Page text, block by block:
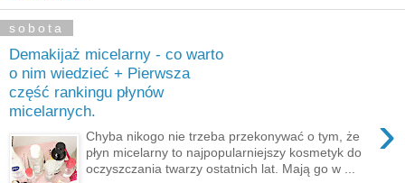
sobota
Demakijaż micelarny - co warto
o nim wiedzieć + Pierwsza
część rankingu płynów
micelarnych.
›
Chyba nikogo nie trzeba przekonywać o tym, że
płyn micelarny to najpopularniejszy kosmetyk do
oczyszczania twarzy ostatnich lat. Mają go w ...